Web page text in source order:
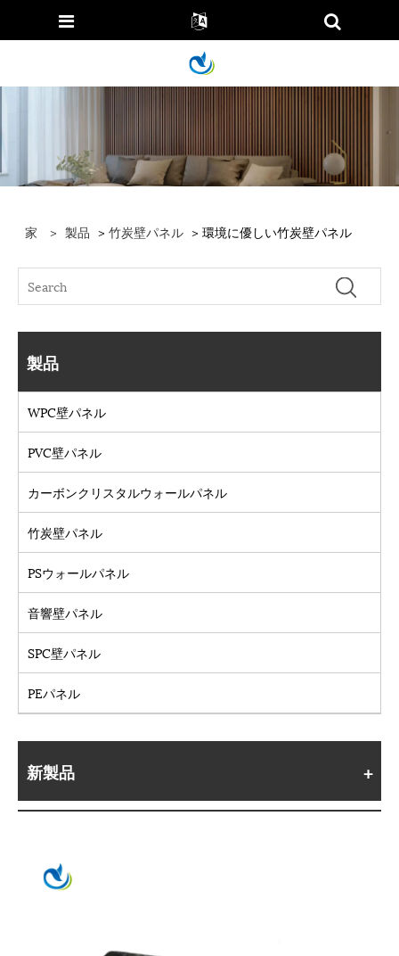
家 > 製品 >竹炭壁パネル > 環境に優しい竹炭壁パネル
製品
WPC壁パネル
PVC壁パネル
カーボンクリスタルウォールパネル
竹炭壁パネル
PSウォールパネル
音響壁パネル
SPC壁パネル
PEパネル
新製品